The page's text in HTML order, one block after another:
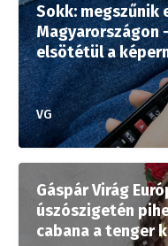
Sokk: megszűnik
Magyarországon
elsötétül a
VG
Gáspár Virág
úszószigetén
cabana a tenger